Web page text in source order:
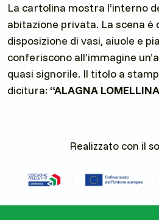
La cartolina mostra l’interno
abitazione privata. La scena è
disposizione di vasi, aiuole e
conferiscono all’immagine
quasi signorile. Il titolo a
dicitura: “ALAGNA
Realizzato con il